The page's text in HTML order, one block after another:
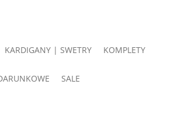
KARDIGANY | SWETRY KOMPLETY
SALE